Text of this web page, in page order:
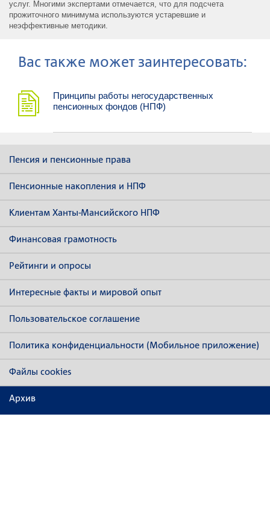
услуг. Многими экспертами отмечается, что для подсчета
прожиточного минимума используются устаревшие и
неэффективные методики.
Ваc также может заинтересовать:
Принципы работы негосударственных
пенсионных фондов (НПФ)
Пенсия и пенсионные права
Пенсионные накопления и НПФ
Клиентам Ханты-Мансийского НПФ
Финансовая грамотность
Рейтинги и опросы
Интересные факты и мировой опыт
Пользовательское соглашение
Политика конфиденциальности (Мобильное приложение)
Файлы cookies
Архив